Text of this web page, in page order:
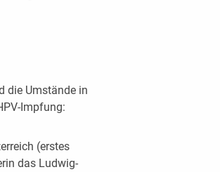
die Umstände in
Impfung:
(erstes
das Ludwig-